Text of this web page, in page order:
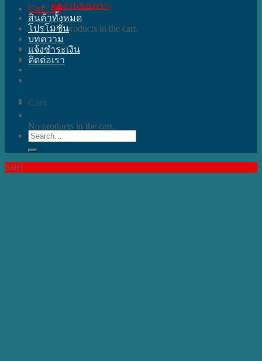
Cart /0฿
No products in the cart.
Cart
No products in the cart.
ผลงานของเรา
สินค้าทั้งหมด
โปรโมชั่น
บทความ
แจ้งชำระเงิน
ติดต่อเรา
Search
for:
Sale!